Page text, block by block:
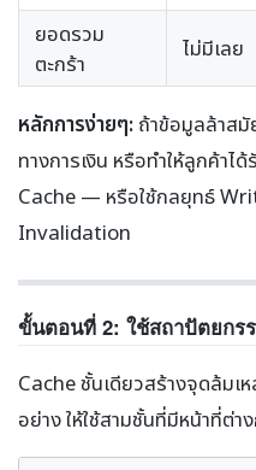
ยอดรวม
ตะกร้า
ไม่มีเลย
หลักการง่ายๆ: ถ้าข้อมูลล้าสมั
ทางการเงิน หรือทำให้ลูกค้า
Cache — หรือใช้กลยุทธ์
Invalidation
ขั้นตอนที่ 2: ใช้สถาปัตยกร
Cache ชั้นเดียวสร้างจุดล้มเ
อย่าง ให้ใช้สามชั้นที่มีหน้าที่ต่า